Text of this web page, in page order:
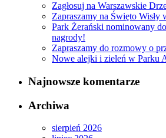
Zagłosuj na Warszawskie
Zapraszamy na Święto Wisły
Park Żerański nominowany
nagrody!
Zapraszamy do rozmowy o
Nowe alejki i zieleń w Parku
Najnowsze komentarze
Archiwa
sierpień 2026